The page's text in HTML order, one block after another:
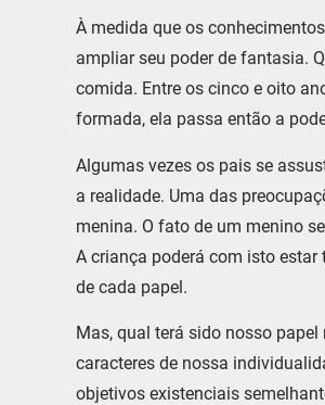
À medida que os
ampliar seu poder de fantasia.
comida. Entre os cinco e oito
formada, ela passa então a
Algumas vezes os pais se
a realidade. Uma das
menina. O fato de um menino
A criança poderá com isto
de cada papel.
Mas, qual terá sido nosso
caracteres de nossa
objetivos existenciais